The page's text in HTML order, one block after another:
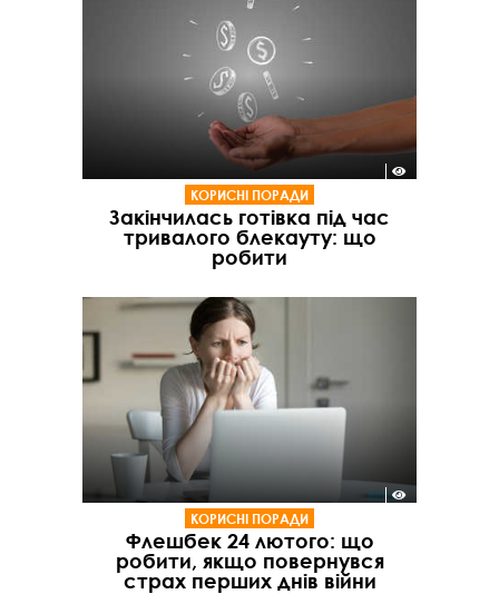
КОРИСНІ ПОРАДИ
Закінчилась готівка під час
тривалого блекауту: що
робити
КОРИСНІ ПОРАДИ
Флешбек 24 лютого: що
робити, якщо повернувся
страх перших днів війни